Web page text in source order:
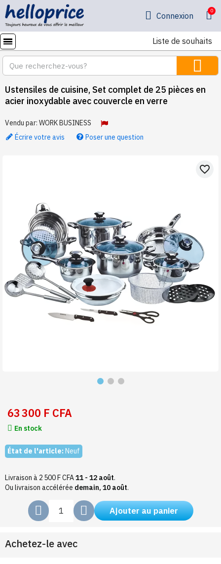
Connexion
Liste de souhaits
Ustensiles de cuisine, Set complet de 25 pièces en
acier inoxydable avec couvercle en verre
Vendu par: WORK BUSINESS
Écrire votre avis
Poser une question
favorite_border
63 300 F CFA
En stock
État de l'article: Neuf
Livraison à 2 500 F CFA11 - 12 août.
Ou livraison accélérée demain, 10 août.
Ajouter au panier
Achetez-le avec